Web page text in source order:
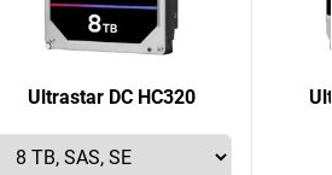
Ultrastar DC HC320